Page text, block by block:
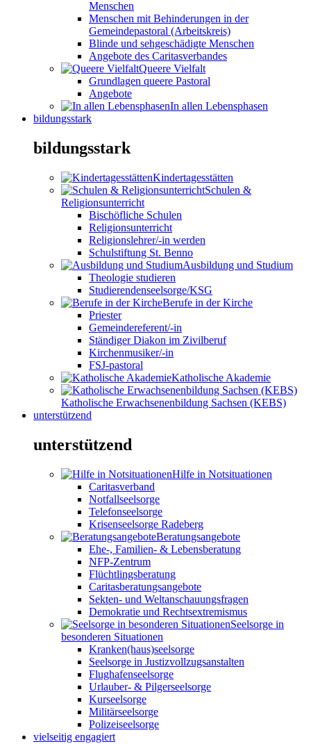
Menschen
Menschen mit Behinderungen in der
Gemeindepastoral (Arbeitskreis)
Blinde und sehgeschädigte Menschen
Angebote des Caritasverbandes
Queere Vielfalt
Grundlagen queere Pastoral
Angebote
In allen Lebensphasen
bildungsstark
bildungsstark
Kindertagesstätten
Schulen &
Religionsunterricht
Bischöfliche Schulen
Religionsunterricht
Religionslehrer/-in werden
Schulstiftung St. Benno
Ausbildung und Studium
Theologie studieren
Studierendenseelsorge/KSG
Berufe in der Kirche
Priester
Gemeindereferent/-in
Ständiger Diakon im Zivilberuf
Kirchenmusiker/-in
FSJ-pastoral
Katholische Akademie
Katholische Erwachsenenbildung Sachsen (KEBS)
unterstützend
unterstützend
Hilfe in Notsituationen
Caritasverband
Notfallseelsorge
Telefonseelsorge
Krisenseelsorge Radeberg
Beratungsangebote
Ehe-, Familien- & Lebensberatung
NFP-Zentrum
Flüchtlingsberatung
Caritasberatungsangebote
Sekten- und Weltanschauungsfragen
Demokratie und Rechtsextremismus
Seelsorge in
besonderen Situationen
Kranken(haus)seelsorge
Seelsorge in Justizvollzugsanstalten
Flughafenseelsorge
Urlauber- & Pilgerseelsorge
Kurseelsorge
Militärseelsorge
Polizeiseelsorge
vielseitig engagiert